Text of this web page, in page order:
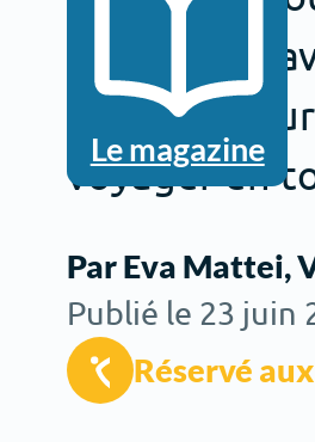
Le magazine
s’imposent
vaccins,
voyager en
Par Eva Mattei,
Publié le 23 juin
Réservé